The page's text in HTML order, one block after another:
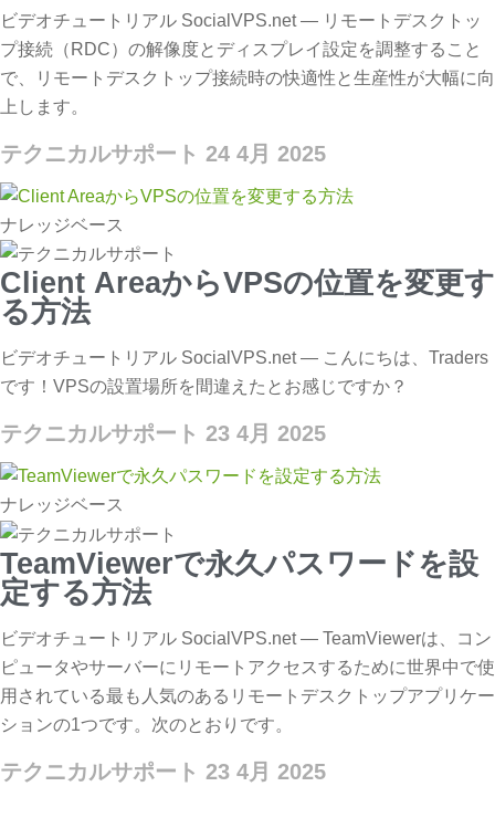
ビデオチュートリアル SocialVPS.net — リモートデスクトッ
プ接続（RDC）の解像度とディスプレイ設定を調整すること
で、リモートデスクトップ接続時の快適性と生産性が大幅に向
上します。
テクニカルサポート 24 4月 2025
ナレッジベース
Client AreaからVPSの位置を変更す
る方法
ビデオチュートリアル SocialVPS.net — こんにちは、Traders
です！VPSの設置場所を間違えたとお感じですか？
テクニカルサポート 23 4月 2025
ナレッジベース
TeamViewerで永久パスワードを設
定する方法
ビデオチュートリアル SocialVPS.net — TeamViewerは、コン
ピュータやサーバーにリモートアクセスするために世界中で使
用されている最も人気のあるリモートデスクトップアプリケー
ションの1つです。次のとおりです。
テクニカルサポート 23 4月 2025